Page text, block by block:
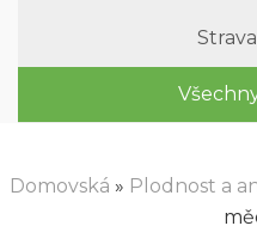
Domovská » Plodnost a